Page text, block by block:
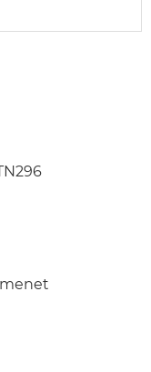
menet